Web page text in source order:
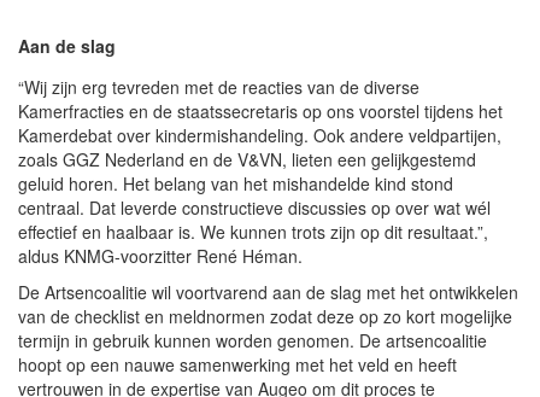
Aan de slag
“Wij zijn erg tevreden met de reacties van de diverse
Kamerfracties en de staatssecretaris op ons voorstel tijdens het
Kamerdebat over kindermishandeling. Ook andere veldpartijen,
zoals GGZ Nederland en de V&VN, lieten een gelijkgestemd
geluid horen. Het belang van het mishandelde kind stond
centraal. Dat leverde constructieve discussies op over wat wél
effectief en haalbaar is. We kunnen trots zijn op dit resultaat.”,
aldus KNMG-voorzitter René Héman.
De Artsencoalitie wil voortvarend aan de slag met het ontwikkelen
van de checklist en meldnormen zodat deze op zo kort mogelijke
termijn in gebruik kunnen worden genomen. De artsencoalitie
hoopt op een nauwe samenwerking met het veld en heeft
vertrouwen in de expertise van Augeo om dit proces te